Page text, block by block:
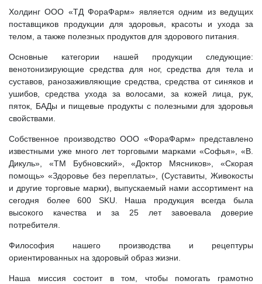
Холдинг ООО «ТД ФораФарм» является одним из ведущих
поставщиков продукции для здоровья, красоты и ухода за
телом, а также полезных продуктов для здорового питания.
Основные категории нашей продукции следующие:
венотонизирующие средства для ног, средства для тела и
суставов, ранозаживляющие средства, средства от синяков и
ушибов, средства ухода за волосами, за кожей лица, рук,
пяток, БАДы и пищевые продукты с полезными для здоровья
свойствами.
Собственное производство ООО «ФораФарм» представлено
известными уже много лет торговыми марками «Софья», «В.
Дикуль», «ТМ Бубновский», «Доктор Мясников», «Скорая
помощь» «Здоровье без переплаты», (Суставиты, Живокосты
и другие торговые марки), выпускаемый нами ассортимент на
сегодня более 600 SKU. Наша продукция всегда была
высокого качества и за 25 лет завоевала доверие
потребителя.
Философия нашего производства и рецептуры
ориентированных на здоровый образ жизни.
Наша миссия состоит в том, чтобы помогать грамотно